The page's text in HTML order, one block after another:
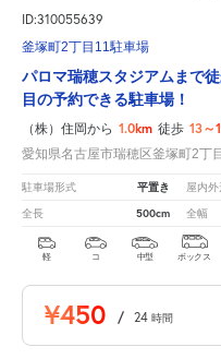
ID:310055639
釜塚町2丁目11駐車場
パロマ瑞穂スタジアムまで
目の予約できる駐車場！
（株）住岡から 1.0km 徒歩 13～
愛知県名古屋市瑞穂区釜塚町2丁
駐車場形式 平置き 屋内
全長 500cm 全幅
軽 コ 中型 ボックス
¥450 / 24 時間